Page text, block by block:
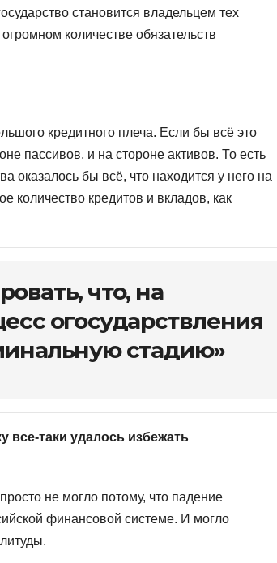
становится владельцем тех
количестве обязательств
кредитного плеча. Если бы всё это
пассивов, и на стороне активов. То есть
оказалось бы всё, что находится у него на
количество кредитов и вкладов, как
что, на
огосударствления
стадию»
все-таки удалось избежать
не могло потому, что падение
финансовой системе. И могло